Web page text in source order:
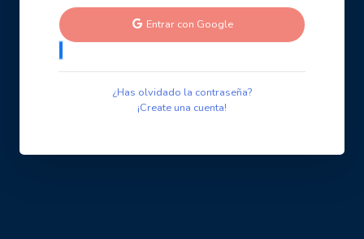
Entrar con Google
¿Has olvidado la contraseña?
¡Create una cuenta!